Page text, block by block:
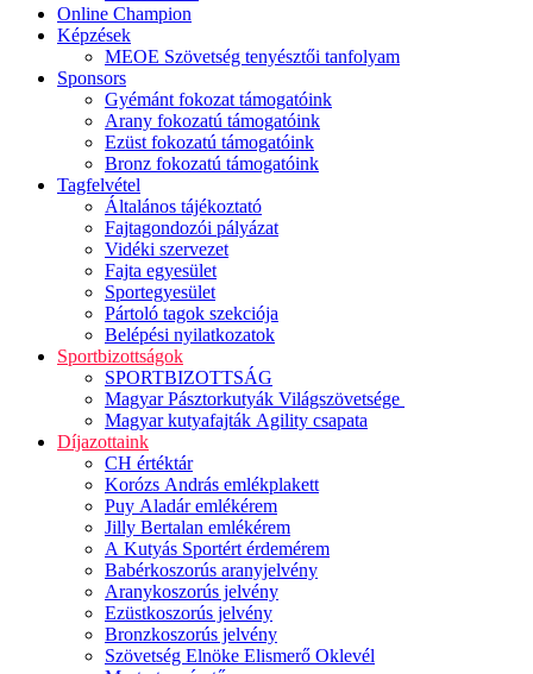
Online Champion
Képzések
MEOE Szövetség tenyésztői tanfolyam
Sponsors
Gyémánt fokozat támogatóink
Arany fokozatú támogatóink
Ezüst fokozatú támogatóink
Bronz fokozatú támogatóink
Tagfelvétel
Általános tájékoztató
Fajtagondozói pályázat
Vidéki szervezet
Fajta egyesület
Sportegyesület
Pártoló tagok szekciója
Belépési nyilatkozatok
Sportbizottságok
SPORTBIZOTTSÁG
Magyar Pásztorkutyák Világszövetsége
Magyar kutyafajták Agility csapata
Díjazottaink
CH értéktár
Korózs András emlékplakett
Puy Aladár emlékérem
Jilly Bertalan emlékérem
A Kutyás Sportért érdemérem
Babérkoszorús aranyjelvény
Aranykoszorús jelvény
Ezüstkoszorús jelvény
Bronzkoszorús jelvény
Szövetség Elnöke Elismerő Oklevél